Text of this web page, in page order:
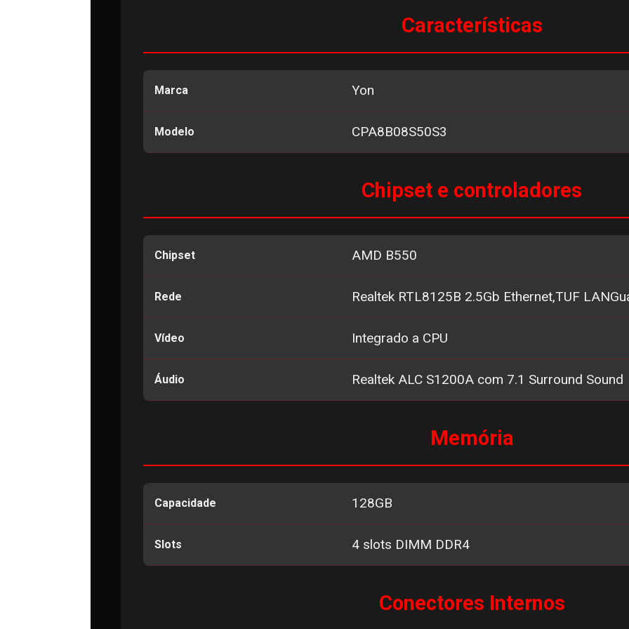
Características
Marca Yon
Modelo CPA8B08S50S3
Chipset e controladores
Chipset AMD B550
Rede Realtek RTL8125B 2.5Gb Ethernet,TUF
Vídeo Integrado a CPU
Áudio Realtek ALC S1200A com 7.1 Surround Sound
Memória
Capacidade 128GB
Slots 4 slots DIMM DDR4
Conectores Internos